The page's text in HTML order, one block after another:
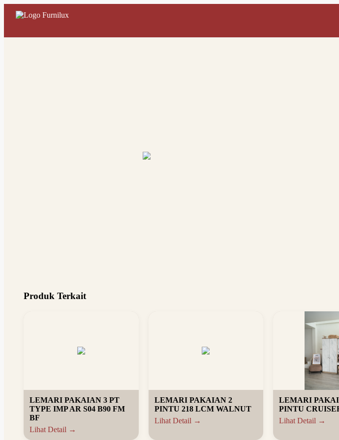
Produk Terkait
LEMARI PAKAIAN 3 PT
TYPE IMP AR S04 B90 FM
BF
Lihat Detail →
LEMARI PAKAIAN 2
PINTU 218 LCM WALNUT
Lihat Detail →
LEMARI
PINTU
Lihat Detail →